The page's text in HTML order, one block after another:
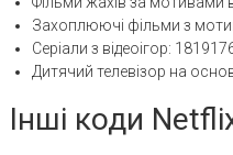
Захоплюючі фільми з
Серіали з відеоігор:
Дитячий телевізор на
Інші коди